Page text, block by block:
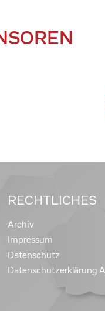
RECHTLICHES
Archiv
Impressum
Datenschutz
Datenschutzerklärung